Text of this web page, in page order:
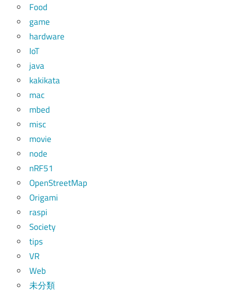
Food
game
hardware
IoT
java
kakikata
mac
mbed
misc
movie
node
nRF51
OpenStreetMap
Origami
raspi
Society
tips
VR
Web
未分類